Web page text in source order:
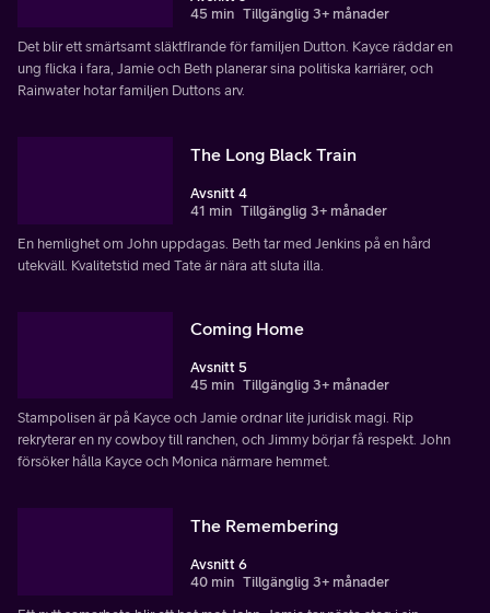
45 min Tillgänglig 3+ månader
Det blir ett smärtsamt släktfirande för familjen Dutton. Kayce räddar en
ung flicka i fara, Jamie och Beth planerar sina politiska karriärer, och
Rainwater hotar familjen Duttons arv.
The Long Black Train
Avsnitt 4
41 min Tillgänglig 3+ månader
En hemlighet om John uppdagas. Beth tar med Jenkins på en hård
utekväll. Kvalitetstid med Tate är nära att sluta illa.
Coming Home
Avsnitt 5
45 min Tillgänglig 3+ månader
Stampolisen är på Kayce och Jamie ordnar lite juridisk magi. Rip
rekryterar en ny cowboy till ranchen, och Jimmy börjar få respekt. John
försöker hålla Kayce och Monica närmare hemmet.
The Remembering
Avsnitt 6
40 min Tillgänglig 3+ månader